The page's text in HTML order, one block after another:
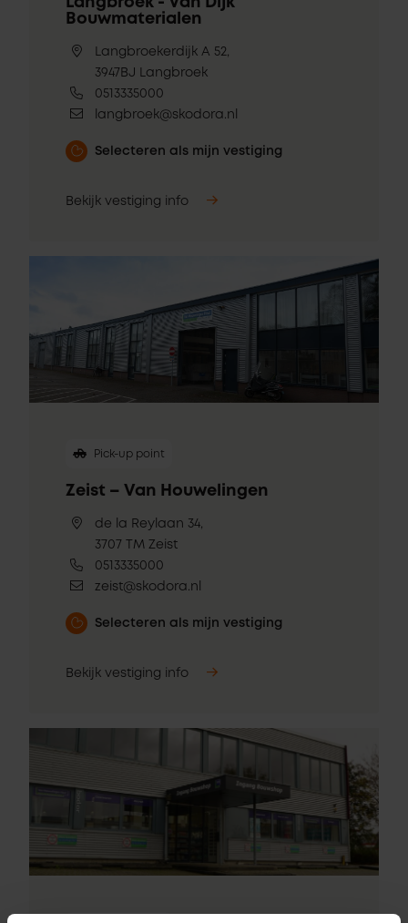
Bouwmaterialen
Langbroekerdijk A 52,
3947BJ Langbroek
0513335000
langbroek@skodora.nl
Selecteren als mijn vestiging
Bekijk vestiging info
Pick-up point
Zeist – Van Houwelingen
de la Reylaan 34,
3707 TM Zeist
0513335000
zeist@skodora.nl
Selecteren als mijn vestiging
Bekijk vestiging info